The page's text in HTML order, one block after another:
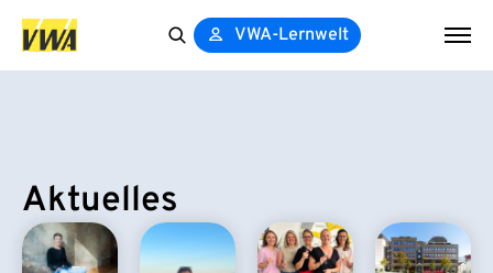
VWA-Lernwelt
Aktuelles